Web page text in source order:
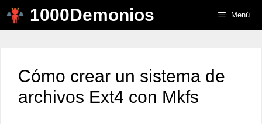
Saltar
1000Demonios Menú
Cómo crear un sistema de
archivos Ext4 con Mkfs